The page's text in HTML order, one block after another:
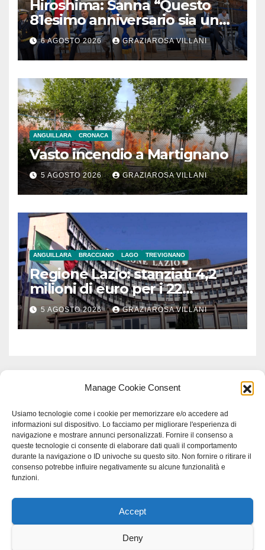
Manage Cookie Consent
Usiamo tecnologie come i cookie per memorizzare e/o accedere ad
informazioni sul dispositivo. Lo facciamo per migliorare l'esperienza di
navigazione e mostrare annunci personalizzati. Fornire il consenso a
queste tecnologie ci consente di elaborare dati quali il comportamento
durante la navigazione o ID univoche su questo sito. Non fornire o ritirare il
consenso potrebbe influire negativamente su alcune funzionalità e
funzioni.
Accept
Deny
Hiroshima: Sanna “Questo
81esimo anniversario sia un
monito per tutti”
6 AGOSTO 2026 GRAZIAROSA VILLANI
ANGUILLARA CRONACA
Vasto incendio a Martignano
5 AGOSTO 2026 GRAZIAROSA VILLANI
ANGUILLARA BRACCIANO LAGO TREVIGNANO
Regione Lazio: stanziati 4,2
milioni di euro per i 22
Comuni dell’Etruria
Meridionale
5 AGOSTO 2026 GRAZIAROSA VILLANI
Proudly powered by WordPress|Tema: Newspaperex di
Scienzastudio specialistico bracciano